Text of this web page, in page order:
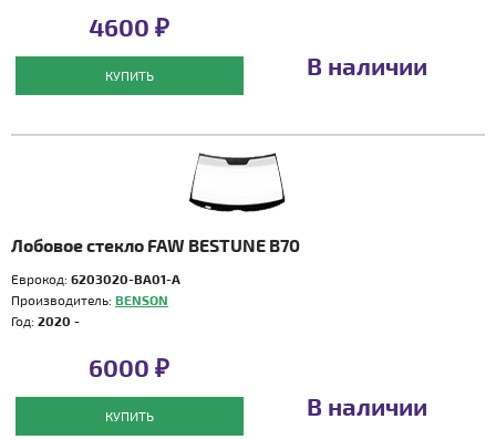
4600 ₽
КУПИТЬ В наличии
Лобовое стекло FAW BESTUNE B70
Еврокод: 6203020-BA01-A
Производитель: BENSON
Год: 2020 -
6000 ₽
КУПИТЬ В наличии